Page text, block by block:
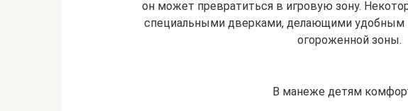
он может превратиться в игровую зону.
специальными дверками, делающими
огороженной зоны.
В манеже детям